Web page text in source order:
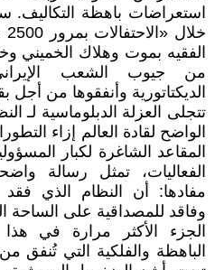
استعراضات باهظة التكاليف.
الفقيه بموت وهلاك الخميني
من جيوب الشعب
الديكتاتورية وأنفقوها من أجل
تتجلى العزلة الدبلوماسية لـ
الواضح لقادة العالم إزاء
المقاعد الشاغرة لكبار
الفعاليات، تمثل رسالة
مفادها: أن النظام الذي فقد
وفاقد للمصداقية على الساحة
الجزء الأكثر مرارة في هذا
الباهظة والفلكية التي